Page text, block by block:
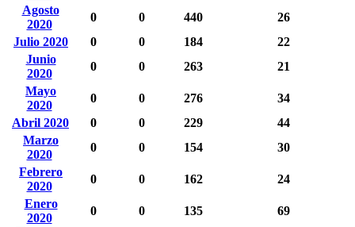
Agosto
2020
0 0 440
26
Julio 2020
0 0 184
22
Junio
2020
0 0 263
21
Mayo
2020
0 0 276
34
Abril 2020
0 0 229
44
Marzo
2020
0 0 154
30
Febrero
2020
0 0 162
24
Enero
2020
0 0 135
69